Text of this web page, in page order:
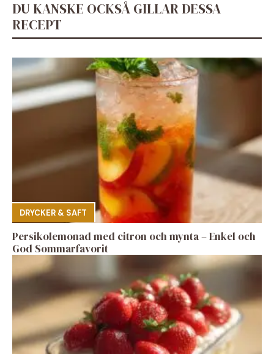
DU KANSKE OCKSÅ GILLAR DESSA
RECEPT
DRYCKER & SAFT
Persikolemonad med citron och mynta – Enkel och
God Sommarfavorit